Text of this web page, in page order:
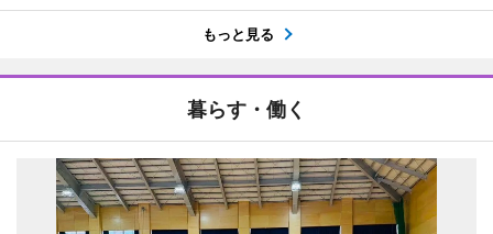
もっと見る
暮らす・働く